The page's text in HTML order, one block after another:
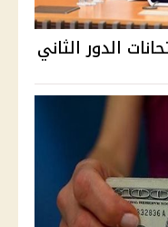
الدور الثاني